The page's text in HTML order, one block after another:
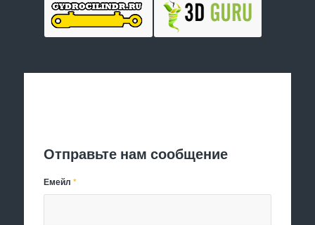
Отправьте нам сообщение
Емейл*